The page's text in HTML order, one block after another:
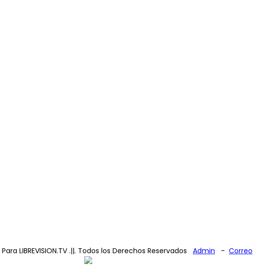
Para LIBREVISION.TV .||. Todos los Derechos Reservados Admin - Correo